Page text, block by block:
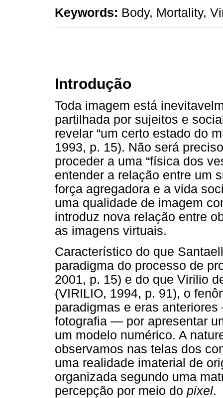
Keywords: Body, Mortality,
Introdução
Toda imagem está
partilhada por sujeitos e
revelar “um certo estado do
1993, p. 15). Não será
proceder a uma “física dos
entender a relação entre um
força agregadora e a vida
uma qualidade de imagem
introduz nova relação entre
as imagens virtuais.
Característico do que
paradigma do processo de
2001, p. 15) e do que Virilio
(VIRILIO, 1994, p. 91), o
paradigmas e eras
fotografia — por apresentar
um modelo numérico. A
observamos nas telas dos
uma realidade imaterial de
organizada segundo uma
percepção por meio do pixel.